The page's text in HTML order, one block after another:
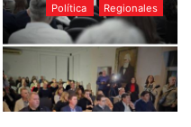
Política Regionales